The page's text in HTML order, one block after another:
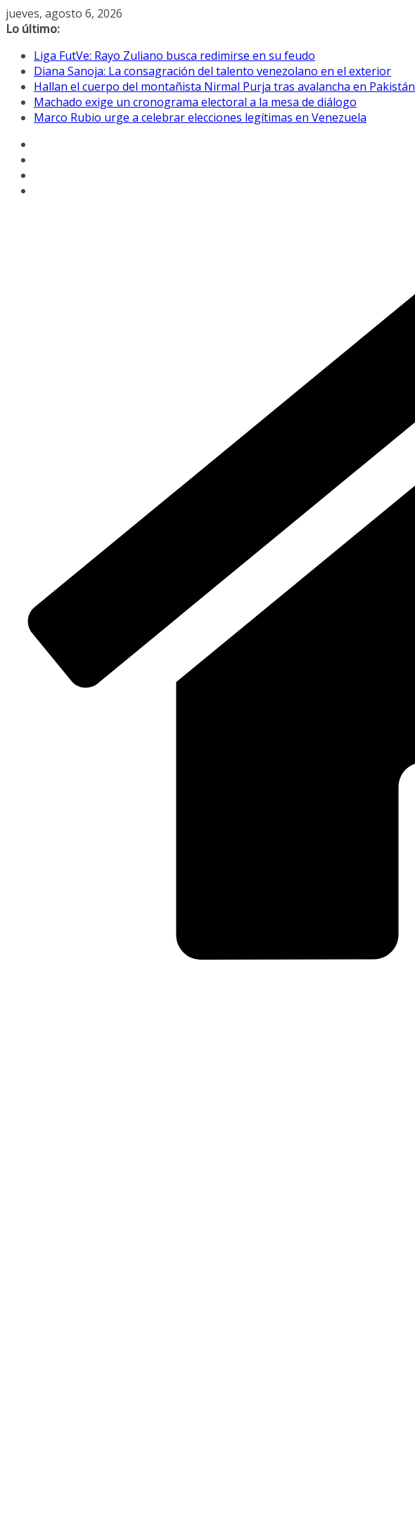
Saltar
al
jueves, agosto 6, 2026
Lo último:
Liga FutVe: Rayo Zuliano busca redimirse en su feudo
Diana Sanoja: La consagración del talento venezolano en el exterior
Hallan el cuerpo del montañista Nirmal Purja tras avalancha en Pakistán
Machado exige un cronograma electoral a la mesa de diálogo
Marco Rubio urge a celebrar elecciones legítimas en Venezuela